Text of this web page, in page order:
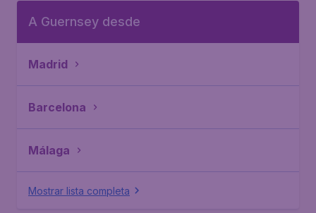
A Guernsey desde
Madrid
Barcelona
Málaga
Mostrar lista completa